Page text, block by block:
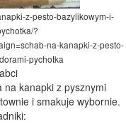
z-pesto-bazylikowym-i-
?
na-kanapki-z-pesto-
pychotka
na kanapki z pysznymi
i smakuje wybornie.